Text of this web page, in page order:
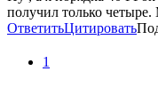
получил только
ОтветитьЦитировать
1